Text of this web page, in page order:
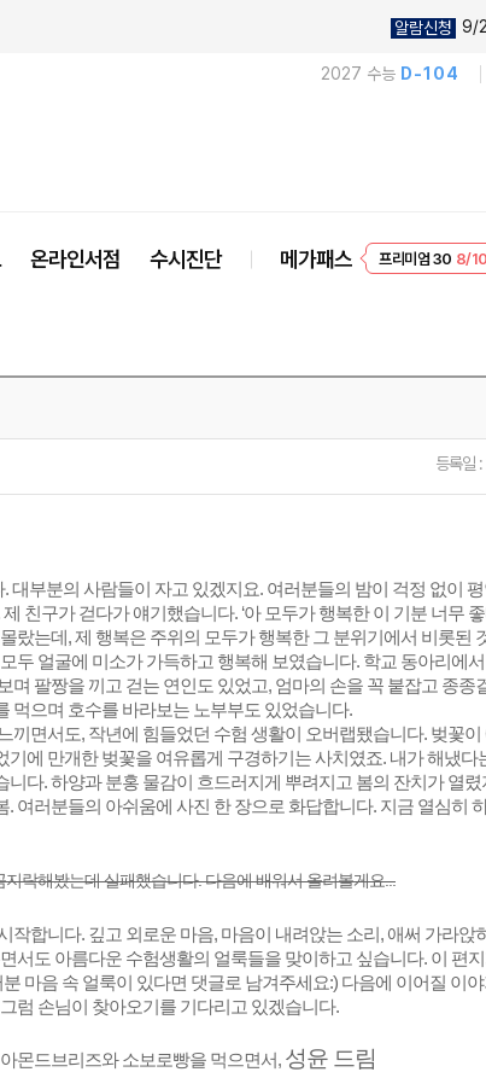
알람신청 9/
2027 수능 D-104
메가스터디
온라인서점 수시진단 메가패스
프리미엄 30 8/
등록일 :
대부분의 사람들이 자고 있겠지요. 여러분들의 밤이 걱정 없이
친구가 걷다가 얘기했습니다. ‘아 모두가 행복한 이 기분 너무
랐는데, 제 행복은 주위의 모두가 행복한 그 분위기에서 비롯된
두 얼굴에 미소가 가득하고 행복해 보였습니다. 학교 동아리에
며 팔짱을 끼고 걷는 연인도 있었고, 엄마의 손을 꼭 붙잡고 종종
먹으며 호수를 바라보는 노부부도 있었습니다.
끼면서도, 작년에 힘들었던 수험 생활이 오버랩됐습니다. 벚꽃이
기에 만개한 벚꽃을 여유롭게 구경하기는 사치였죠. 내가 해냈다
니다.하양과 분홍 물감이 흐드러지게 뿌려지고 봄의 잔치가 열
. 여러분들의 아쉬움에 사진 한 장으로 화답합니다. 지금 열심히
락해봤는데 실패했습니다. 다음에 배워서 올려볼게요...
작합니다. 깊고 외로운 마음, 마음이 내려앉는 소리, 애써 가라앉
서도 아름다운 수험생활의 얼룩들을 맞이하고 싶습니다. 이 편
분 마음 속 얼룩이 있다면 댓글로 남겨주세요:) 다음에 이어질 이
럼 손님이 찾아오기를 기다리고 있겠습니다.
몬드브리즈와 소보로빵을 먹으면서, 성윤 드림